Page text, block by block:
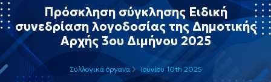
Πρόσκληση σύγκλησης Ειδική
συνεδρίαση λογοδοσίας της Δημοτικής
Αρχής 3ου Διμήνου 2025
Συλλογικά όργανα Ιουνίου 10th 2025